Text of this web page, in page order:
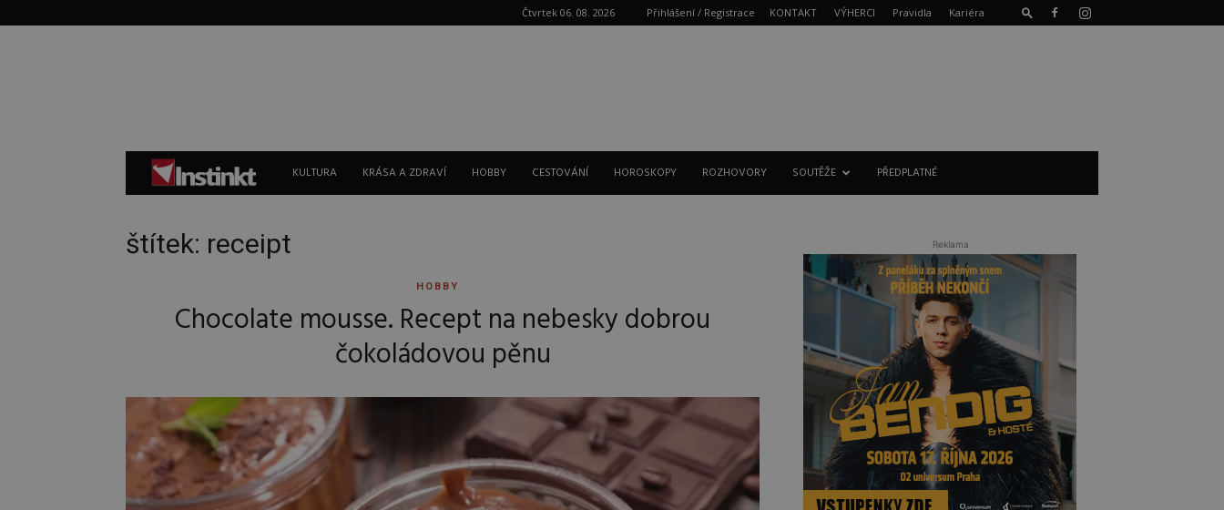
Čtvrtek 06. 08. 2026 Přihlášení / Registrace KONTAKT VÝHERCI Pravidla Kariéra
Instinkt
KULTURA KRÁSA A ZDRAVÍ HOBBY CESTOVÁNÍ HOROSKOPY ROZHOVORY SOUTĚŽE PŘEDPLATNÉ
štítek: receipt
HOBBY
Chocolate mousse. Recept na nebesky dobrou
čokoládovou pěnu
Reklama